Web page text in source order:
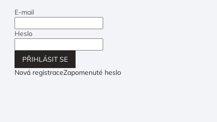
E-mail
Heslo
PŘIHLÁSIT SE
Nová registraceZapomenuté heslo